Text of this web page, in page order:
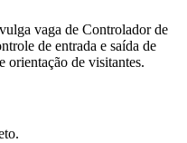
AlphavilleBairro
MarcoCidades da
vaga de Controlador de
de entrada e saída de
orientação de visitantes.